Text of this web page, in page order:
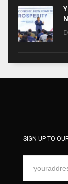
SIGN UP TO